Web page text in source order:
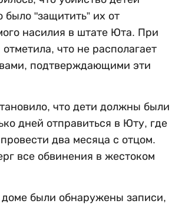
"защитить” их от
насилия в штате Юта. При
что не располагает
подтверждающими эти
что дети должны были
дней отправиться в Юту, где
два месяца с отцом.
все обвинения в жестоком
доме были обнаружены записи,